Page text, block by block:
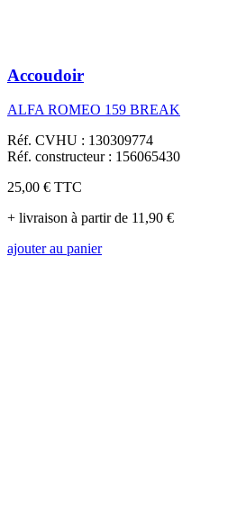
Accoudoir
ALFA ROMEO 159 BREAK
Réf. CVHU : 130309774
Réf. constructeur : 156065430
25,00 € TTC
+ livraison à partir de 11,90 €
ajouter au panier